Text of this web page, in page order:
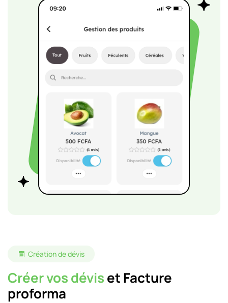
Création de dévis
Créer vos déviset Facture
proforma